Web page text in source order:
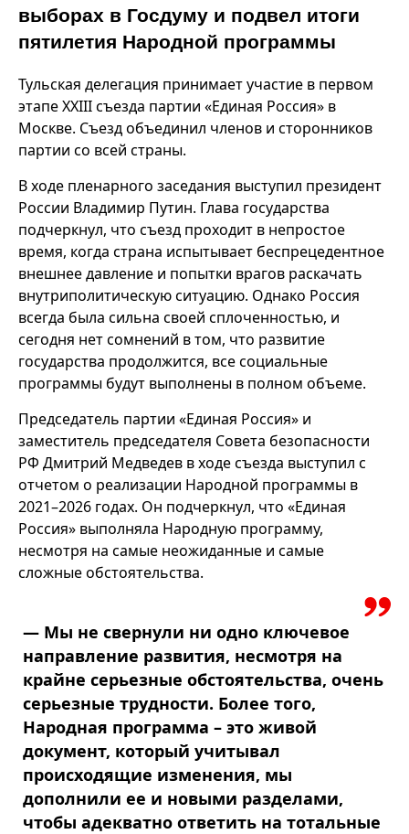
выборах в Госдуму и подвел итоги
пятилетия Народной программы
Тульская делегация принимает участие в первом
этапе XXIII съезда партии «Единая Россия» в
Москве. Съезд объединил членов и сторонников
партии со всей страны.
В ходе пленарного заседания выступил президент
России Владимир Путин. Глава государства
подчеркнул, что съезд проходит в непростое
время, когда страна испытывает беспрецедентное
внешнее давление и попытки врагов раскачать
внутриполитическую ситуацию. Однако Россия
всегда была сильна своей сплоченностью, и
сегодня нет сомнений в том, что развитие
государства продолжится, все социальные
программы будут выполнены в полном объеме.
Председатель партии «Единая Россия» и
заместитель председателя Совета безопасности
РФ Дмитрий Медведев в ходе съезда выступил с
отчетом о реализации Народной программы в
2021–2026 годах. Он подчеркнул, что «Единая
Россия» выполняла Народную программу,
несмотря на самые неожиданные и самые
сложные обстоятельства.
— Мы не свернули ни одно ключевое
направление развития, несмотря на
крайне серьезные обстоятельства, очень
серьезные трудности. Более того,
Народная программа – это живой
документ, который учитывал
происходящие изменения, мы
дополнили ее и новыми разделами,
чтобы адекватно ответить на тотальные